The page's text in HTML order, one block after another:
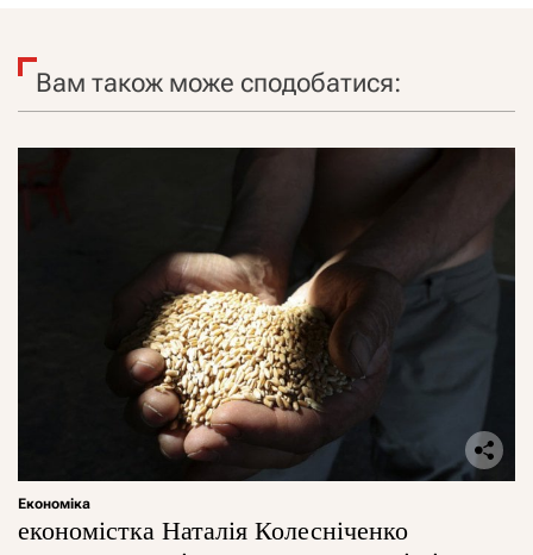
Вам також може сподобатися:
Економіка
економістка Наталія Колесніченко